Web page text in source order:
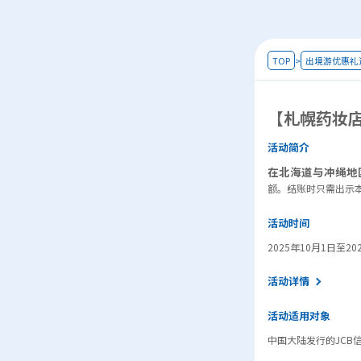
TOP > 出境游优惠礼
【札幌药
活动简介
在北海道与冲绳
额。结账时只需出示
活动时间
2025年10月1日至
活动详情
活动适用对象
中国大陆发行的JCB